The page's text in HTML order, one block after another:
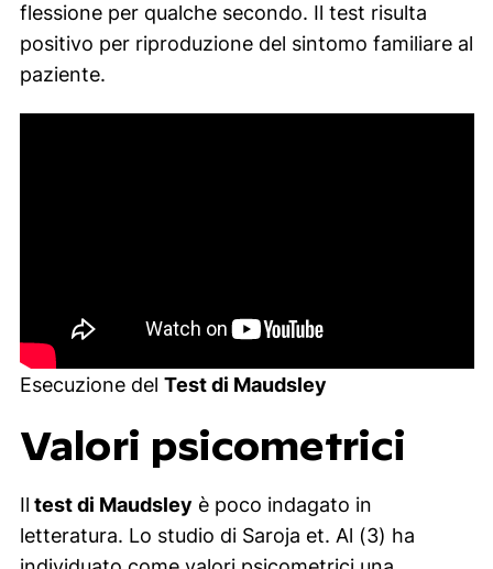
flessione per qualche secondo. Il test risulta
positivo per riproduzione del sintomo familiare al
paziente.
Esecuzione del Test di Maudsley
Valori psicometrici
Il test di Maudsley è poco indagato in
letteratura. Lo studio di Saroja et. Al (3) ha